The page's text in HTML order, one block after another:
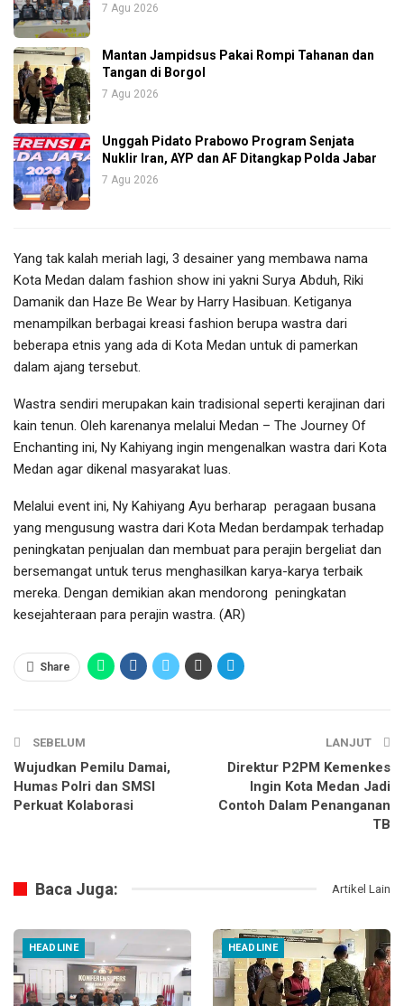
7 Agu 2026
Mantan Jampidsus Pakai Rompi Tahanan dan
Tangan di Borgol
7 Agu 2026
Unggah Pidato Prabowo Program Senjata
Nuklir Iran, AYP dan AF Ditangkap Polda Jabar
7 Agu 2026
Yang tak kalah meriah lagi, 3 desainer yang membawa nama
Kota Medan dalam fashion show ini yakni Surya Abduh, Riki
Damanik dan Haze Be Wear by Harry Hasibuan. Ketiganya
menampilkan berbagai kreasi fashion berupa wastra dari
beberapa etnis yang ada di Kota Medan untuk di pamerkan
dalam ajang tersebut.
Wastra sendiri merupakan kain tradisional seperti kerajinan dari
kain tenun. Oleh karenanya melalui Medan – The Journey Of
Enchanting ini, Ny Kahiyang ingin mengenalkan wastra dari Kota
Medan agar dikenal masyarakat luas.
Melalui event ini, Ny Kahiyang Ayu berharap peragaan busana
yang mengusung wastra dari Kota Medan berdampak terhadap
peningkatan penjualan dan membuat para perajin bergeliat dan
bersemangat untuk terus menghasilkan karya-karya terbaik
mereka. Dengan demikian akan mendorong peningkatan
kesejahteraan para perajin wastra. (AR)
Share
SEBELUM
Wujudkan Pemilu Damai,
Humas Polri dan SMSI
Perkuat Kolaborasi
LANJUT
Direktur P2PM Kemenkes
Ingin Kota Medan Jadi
Contoh Dalam Penanganan
TB
Baca Juga: Artikel Lain
HEADLINE HEADLINE